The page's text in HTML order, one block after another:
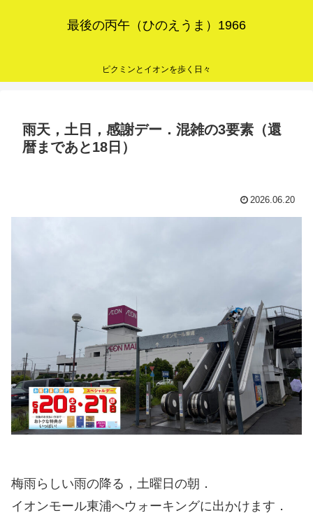
最後の丙午（ひのえうま）1966
ピクミンとイオンを歩く日々
雨天，土日，感謝デー．混雑の3要素（還
暦まであと18日）
2026.06.20
梅雨らしい雨の降る，土曜日の朝．
イオンモール東浦へウォーキングに出かけます．